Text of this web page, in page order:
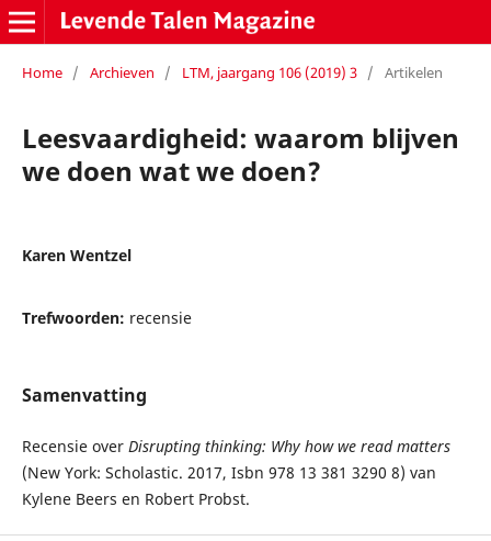
Home / Archieven / LTM, jaargang 106 (2019) 3 / Artikelen
Leesvaardigheid: waarom blijven
we doen wat we doen?
Karen Wentzel
Trefwoorden: recensie
Samenvatting
Recensie over Disrupting thinking: Why how we read matters
(New York: Scholastic. 2017, Isbn 978 13 381 3290 8) van
Kylene Beers en Robert Probst.